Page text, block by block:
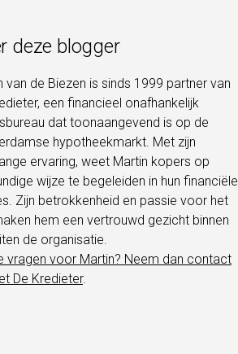
deze blogger
van de Biezen is sinds 1999 partner van
een financieel onafhankelijk
dat toonaangevend is op de
hypotheekmarkt. Met zijn
ervaring, weet Martin kopers op
wijze te begeleiden in hun financiële
Zijn betrokkenheid en passie voor het
hem een vertrouwd gezicht binnen
de organisatie.
vragen voor Martin? Neem dan contact
De Kredieter.